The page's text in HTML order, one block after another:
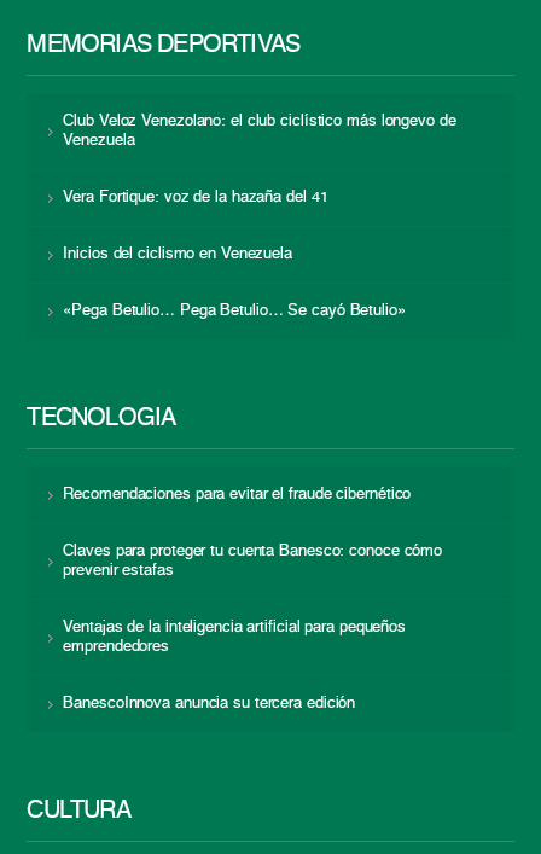
MEMORIAS DEPORTIVAS
Club Veloz Venezolano: el club ciclístico más longevo de
Venezuela
Vera Fortique: voz de la hazaña del 41
Inicios del ciclismo en Venezuela
«Pega Betulio… Pega Betulio… Se cayó Betulio»
TECNOLOGÍA
Recomendaciones para evitar el fraude cibernético
Claves para proteger tu cuenta Banesco: conoce cómo
prevenir estafas
Ventajas de la inteligencia artificial para pequeños
emprendedores
BanescoInnova anuncia su tercera edición
CULTURA